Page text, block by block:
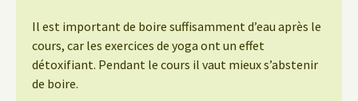
Il est important de boire suffisamment d’eau après le
cours, car les exercices de yoga ont un effet
détoxifiant. Pendant le cours il vaut mieux s’abstenir
de boire.